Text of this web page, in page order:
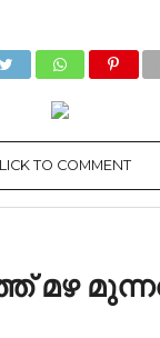
TO COMMENT